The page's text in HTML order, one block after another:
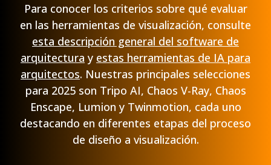
Para conocer los criterios sobre qué evaluar
en las herramientas de visualización, consulte
esta descripción general del software de
arquitectura y estas herramientas de IA para
arquitectos. Nuestras principales selecciones
para 2025 son Tripo AI, Chaos V-Ray, Chaos
Enscape, Lumion y Twinmotion, cada uno
destacando en diferentes etapas del proceso
de diseño a visualización.